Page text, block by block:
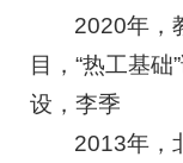
2020年，
目，“热工基
设，李季
2013年，